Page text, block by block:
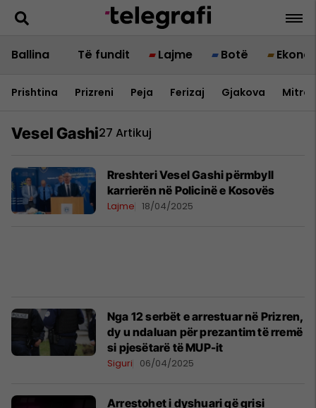
Ballina Të fundit Lajme Botë
Prishtina Prizreni Peja Ferizaj Gjakova
Vesel Gashi27 Artikuj
Rreshteri Vesel Gashi përmbyll
karrierën në Policinë e Kosovës
Lajme 18/04/2025
Nga 12 serbët e arrestuar në Prizren,
dy u ndaluan për prezantim të rremë
si pjesëtarë të MUP-it
Siguri 06/04/2025
Arrestohet i dyshuari që grisi